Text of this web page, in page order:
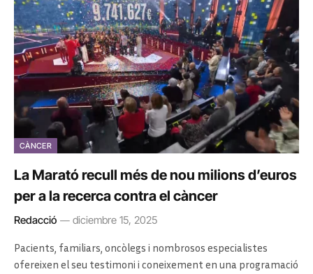
CÀNCER
La Marató recull més de nou milions d’euros
per a la recerca contra el càncer
Redacció diciembre 15, 2025
Pacients, familiars, oncòlegs i nombrosos especialistes
ofereixen el seu testimoni i coneixement en una programació